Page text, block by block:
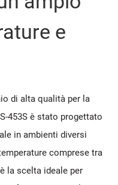
e
di alta qualità per la
453S è stato progettato
in ambienti diversi
comprese tra
è la scelta ideale per